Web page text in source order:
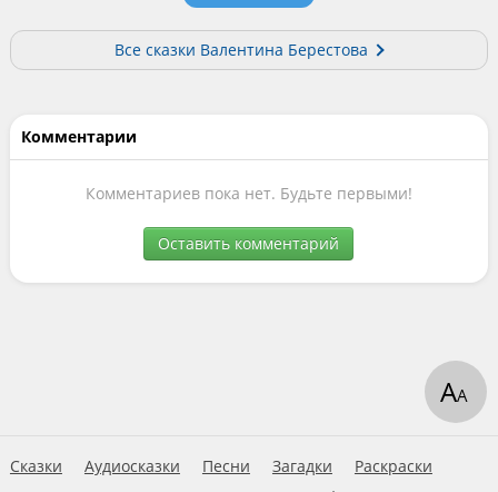
Все сказки Валентина Берестова
Комментарии
Комментариев пока нет. Будьте первыми!
Оставить комментарий
Сказки Аудиосказки Песни Загадки
Раскраски
АА